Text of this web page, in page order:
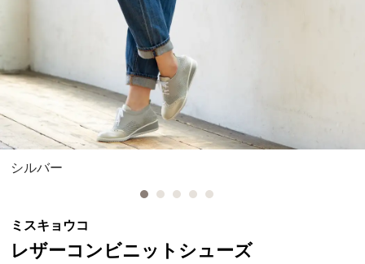
シルバー
ミスキョウコ
レザーコンビニットシューズ